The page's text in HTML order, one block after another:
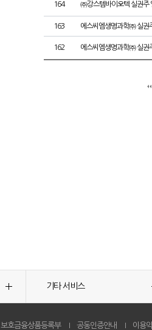
164 ㈜강스템바이오텍 실권주
163 에스씨엠생명과학㈜ 실권
162 에스씨엠생명과학㈜ 실권
기타 서비스
보호금융상품등록부 공동인증안내 이용